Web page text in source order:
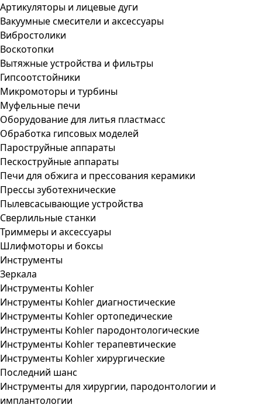
Артикуляторы и лицевые дуги
Вакуумные смесители и аксессуары
Вибростолики
Воскотопки
Вытяжные устройства и фильтры
Гипсоотстойники
Микромоторы и турбины
Муфельные печи
Оборудование для литья пластмасс
Обработка гипсовых моделей
Пароструйные аппараты
Пескоструйные аппараты
Печи для обжига и прессования керамики
Прессы зуботехнические
Пылевсасывающие устройства
Сверлильные станки
Триммеры и аксессуары
Шлифмоторы и боксы
Инструменты
Зеркала
Инструменты Kohler
Инструменты Kohler диагностические
Инструменты Kohler ортопедические
Инструменты Kohler пародонтологические
Инструменты Kohler терапевтические
Инструменты Kohler хирургические
Последний шанс
Инструменты для хирургии, пародонтологии и
имплантологии